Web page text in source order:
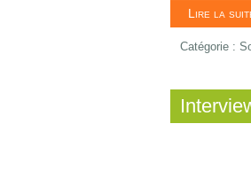
Lire la
Catégorie :